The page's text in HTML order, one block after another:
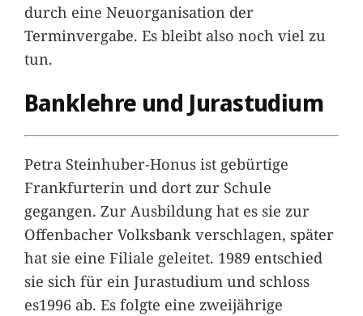
durch eine Neuorganisation der
Terminvergabe. Es bleibt also noch viel zu
tun.
Banklehre und Jurastudium
Petra Steinhuber-Honus ist gebürtige
Frankfurterin und dort zur Schule
gegangen. Zur Ausbildung hat es sie zur
Offenbacher Volksbank verschlagen, später
hat sie eine Filiale geleitet. 1989 entschied
sie sich für ein Jurastudium und schloss
es1996 ab. Es folgte eine zweijährige